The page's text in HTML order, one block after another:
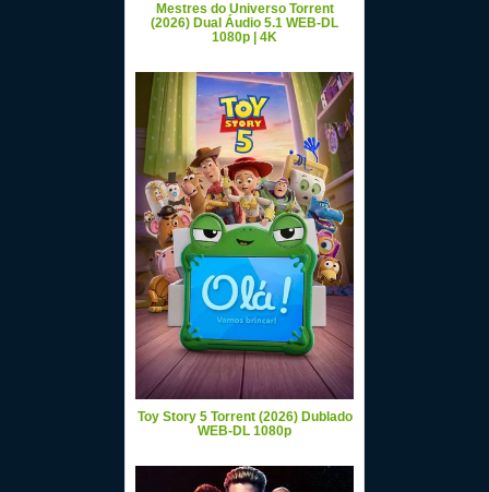
Mestres do Universo Torrent
(2026) Dual Áudio 5.1 WEB-DL
1080p | 4K
Toy Story 5 Torrent (2026) Dublado
WEB-DL 1080p